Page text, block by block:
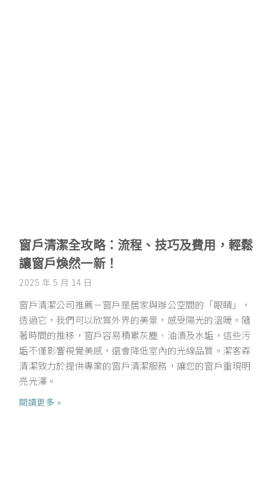
窗戶清潔全攻略：流程、技巧及費用，輕鬆
讓窗戶煥然一新！
2025 年 5 月 14 日
窗戶清潔公司推薦－窗戶是居家與辦公空間的「眼睛」，
透過它，我們可以欣賞外界的美景，感受陽光的溫暖。隨
著時間的推移，窗戶容易積累灰塵、油漬及水垢，這些污
垢不僅影響視覺美感，還會降低室內的光線品質。潔客森
清潔致力於提供專業的窗戶清潔服務，讓您的窗戶重現明
亮光澤。
閱讀更多 »